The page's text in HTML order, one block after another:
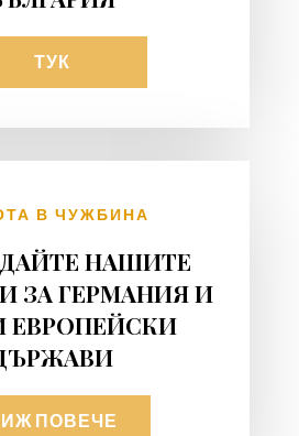
ТУК
В ЧУЖБИНА
НАШИТЕ
ЗА ГЕРМАНИЯ И
ЕВРОПЕЙСКИ
ПОВЕЧЕ